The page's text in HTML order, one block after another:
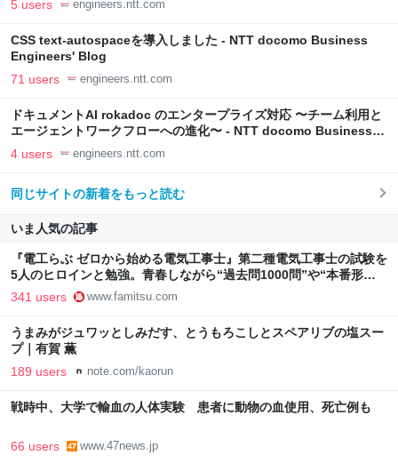
5 users engineers.ntt.com
CSS text-autospaceを導入しました - NTT docomo Business
Engineers' Blog
71 users engineers.ntt.com
ドキュメントAI rokadoc のエンタープライズ対応 〜チーム利用と
エージェントワークフローへの進化〜 - NTT docomo Business
Engineers' Blog
4 users engineers.ntt.com
同じサイトの新着をもっと読む
いま人気の記事
『電工らぶ ゼロから始める電気工事士』第二種電気工事士の試験を
5人のヒロインと勉強。青春しながら“過去問1000問”や“本番形式
CBT模擬試験”で本格的に学べるノベルゲーム | ゲーム・エンタメ
最新情報のファミ通.com
341 users www.famitsu.com
うまみがジュワッとしみだす、とうもろこしとスペアリブの塩スー
プ｜有賀 薫
189 users note.com/kaorun
戦時中、大学で輸血の人体実験 患者に動物の血使用、死亡例も
66 users www.47news.jp